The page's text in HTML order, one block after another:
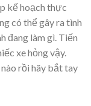
kế hoạch thực
có thể gây ra tình
đang làm gì. Tiến
xe hỏng vậy.
rồi hãy bắt tay